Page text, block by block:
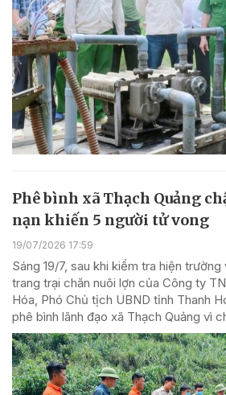
Phê bình xã Thạch Quảng
nạn khiến 5 người tử vong
19/07/2026 17:59
Sáng 19/7, sau khi kiểm tra hiện
trang trại chăn nuôi lợn của Công ty
Hóa, Phó Chủ tịch UBND tỉnh Thanh
phê bình lãnh đạo xã Thạch Quảng vì